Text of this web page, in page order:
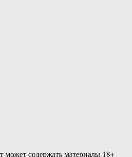
может содержать материалы 18+